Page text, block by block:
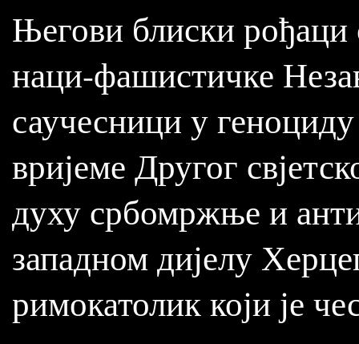
Његови блиски
наци-фашистичке
саучесници у
вријеме Другог
духу србомржње и
западном дијелу
римокатолик који је